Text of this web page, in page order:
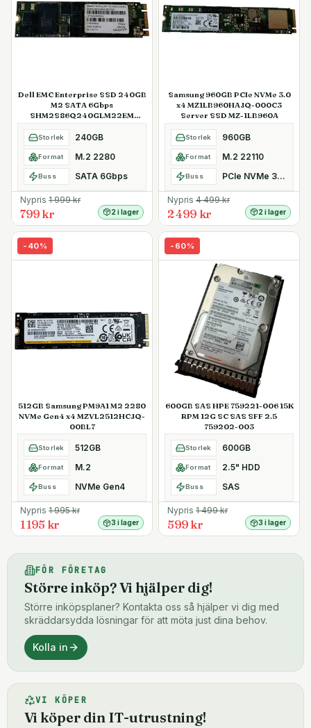
Dell EMC Enterprise SSD 240GB
M2 SATA 6Gbps
SHM2S86Q240GLM22EM
Kioxia SafeDATA
Storlek 240GB
Format M.2 2280
Buss SATA 6Gbps
Nypris 1 999kr
799 kr 2 i lager
Samsung 960GB PCIe NVMe 3.0
x4 MZ1LB960HAJQ-000C3
Server SSD MZ-1LB960A
Storlek 960GB
Format M.2 22110
Buss PCIe NVMe 3.0 x4
Nypris 4 499kr
2 499 kr 2 i lager
- 40%
512GB Samsung PM9A1 M2 2280
NVMe Gen4 x4 MZVL2512HCJQ-
00BL7
Storlek 512GB
Format M.2
Buss NVMe Gen4
Nypris 1 995kr
1 195 kr 3 i lager
- 60%
600GB SAS HPE 759221-006 15K
RPM 12G SC SAS SFF 2.5
759202-003
Storlek 600GB
Format 2.5" HDD
Buss SAS
Nypris 1 499kr
599 kr 3 i lager
FÖR FÖRETAG
Större inköp? Vi hjälper dig!
Större inköpsplaner? Kontakta oss så hjälper vi dig med
skräddarsydda lösningar för att möta just dina behov.
Kolla in
VI KÖPER
Vi köper din IT-utrustning!